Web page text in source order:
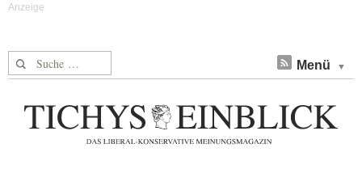
Suche nach: Menü